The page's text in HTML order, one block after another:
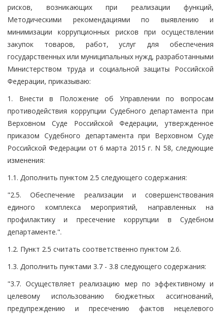
рисков, возникающих при реализации функций,
Методическими рекомендациями по выявлению и
минимизации коррупционных рисков при осуществлении
закупок товаров, работ, услуг для обеспечения
государственных или муниципальных нужд, разработанными
Министерством труда и социальной защиты Российской
Федерации, приказываю:
1. Внести в Положение об Управлении по вопросам
противодействия коррупции Судебного департамента при
Верховном Суде Российской Федерации, утвержденное
приказом Судебного департамента при Верховном Суде
Российской Федерации от 6 марта 2015 г. N 58, следующие
изменения:
1.1. Дополнить пунктом 2.5 следующего содержания:
"2.5. Обеспечение реализации и совершенствования
единого комплекса мероприятий, направленных на
профилактику и пресечение коррупции в Судебном
департаменте.".
1.2. Пункт 2.5 считать соответственно пунктом 2.6.
1.3. Дополнить пунктами 3.7 - 3.8 следующего содержания:
"3.7. Осуществляет реализацию мер по эффективному и
целевому использованию бюджетных ассигнований,
предупреждению и пресечению фактов нецелевого